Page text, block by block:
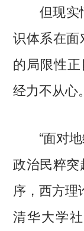
但现实
识体系在
的局限性
经力不从心。
“面对地
政治民粹
序，西方理
清华大学